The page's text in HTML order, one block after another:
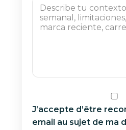
J’accepte d’être
email au sujet de ma